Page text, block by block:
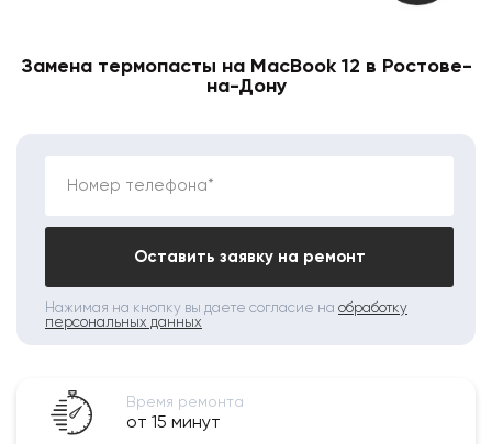
Замена термопасты на MacBook 12 в Ростове-
на-Дону
Номер телефона*
Оставить заявку на ремонт
Нажимая на кнопку вы даете согласие на обработку
персональных данных
Время ремонта
от 15 минут